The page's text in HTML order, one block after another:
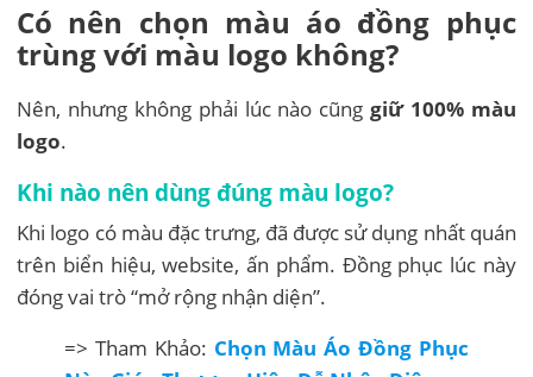
Có nên chọn màu áo đồng phục
trùng với màu logo không?
Nên, nhưng không phải lúc nào cũnggiữ 100% màu
logo.
Khi nào nên dùng đúng màu logo?
Khi logo có màu đặc trưng, đã được sử dụng nhất quán
trên biển hiệu, website, ấn phẩm. Đồng phục lúc này
đóng vai trò “mở rộng nhận diện”.
=> Tham Khảo: Chọn Màu Áo Đồng Phục